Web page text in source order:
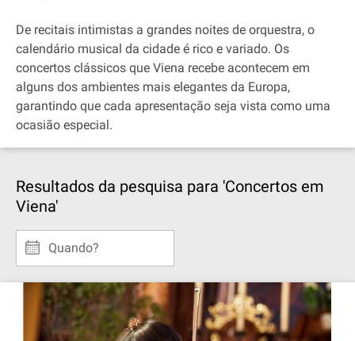
De recitais intimistas a grandes noites de orquestra, o
calendário musical da cidade é rico e variado. Os
concertos clássicos que Viena recebe acontecem em
alguns dos ambientes mais elegantes da Europa,
garantindo que cada apresentação seja vista como uma
ocasião especial.
Resultados da pesquisa para 'Concertos em
Viena'
Quando?